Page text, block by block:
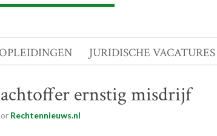
OPLEIDINGEN JURIDISCHE VACATURES
ernstig misdrijf
Rechtennieuws.nl